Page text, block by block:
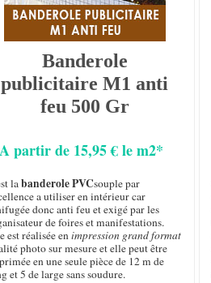
Banderole
publicitaire M1 anti
feu 500 Gr
A partir de 15,95 € le m2*
labanderole PVCsouple par
a utiliser en intérieur car
donc anti feu et exigé par les
de foires et manifestations.
est réalisée enimpression grand format
photo sur mesure et elle peut être
en une seule pièce de 12 m de
et 5 de large sans soudure.